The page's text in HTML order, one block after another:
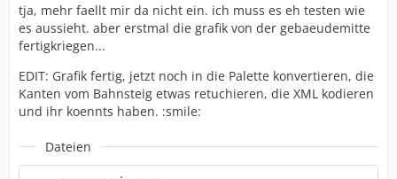
tja, mehr faellt mir da nicht ein. ich muss es eh testen wie
es aussieht. aber erstmal die grafik von der gebaeudemitte
fertigkriegen...
EDIT: Grafik fertig, jetzt noch in die Palette konvertieren, die
Kanten vom Bahnsteig etwas retuchieren, die XML kodieren
und ihr koennts haben. :smile:
Dateien